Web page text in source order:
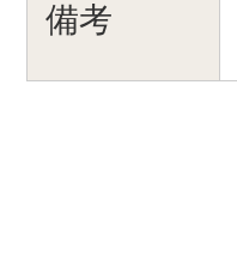
備考